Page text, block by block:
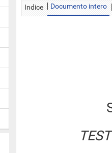
Indice Documento intero